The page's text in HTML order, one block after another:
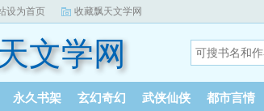
设为首页 收藏飘天文学网
文学网
永久书架 玄幻奇幻 武侠仙侠 都市言情